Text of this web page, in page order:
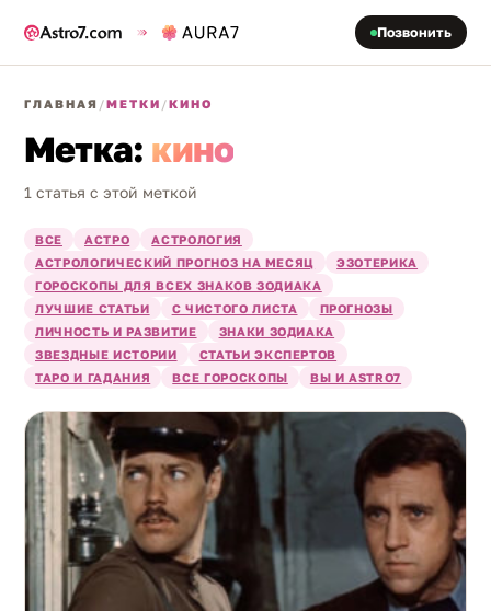
Позвонить
ГЛАВНАЯ /МЕТКИ /КИНО
Метка: кино
1 статья с этой меткой
ВСЕ АСТРО
АСТРОЛОГИЯ
АСТРОЛОГИЧЕСКИЙ ПРОГНОЗ НА МЕСЯЦ
ЭЗОТЕРИКА
ГОРОСКОПЫ ДЛЯ ВСЕХ ЗНАКОВ ЗОДИАКА
ЛУЧШИЕ СТАТЬИ
С ЧИСТОГО ЛИСТА
ПРОГНОЗЫ
ЛИЧНОСТЬ И РАЗВИТИЕ
ЗНАКИ ЗОДИАКА
ЗВЕЗДНЫЕ ИСТОРИИ
СТАТЬИ ЭКСПЕРТОВ
ТАРО И ГАДАНИЯ
ВСЕ ГОРОСКОПЫ ВЫ И ASTRO7